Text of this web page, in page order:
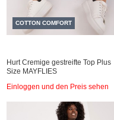
COTTON COMFORT
Hurt Cremige gestreifte Top Plus
Size MAYFLIES
Einloggen und den Preis sehen